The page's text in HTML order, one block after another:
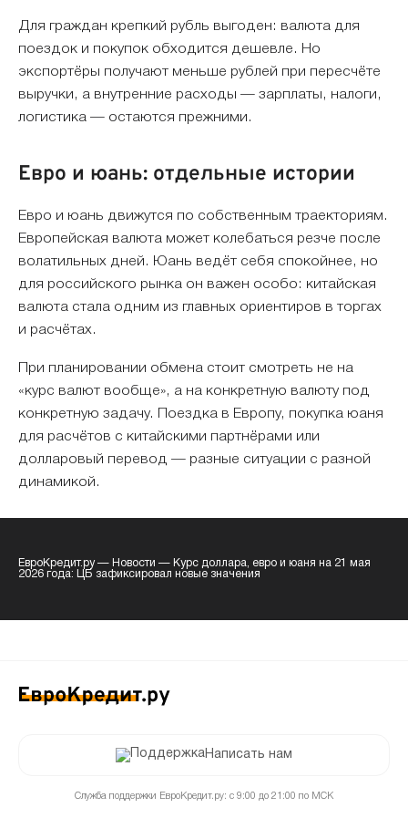
Для граждан крепкий рубль выгоден: валюта для
поездок и покупок обходится дешевле. Но
экспортёры получают меньше рублей при пересчёте
выручки, а внутренние расходы — зарплаты, налоги,
логистика — остаются прежними.
Евро и юань: отдельные истории
Евро и юань движутся по собственным траекториям.
Европейская валюта может колебаться резче после
волатильных дней. Юань ведёт себя спокойнее, но
для российского рынка он важен особо: китайская
валюта стала одним из главных ориентиров в торгах
и расчётах.
При планировании обмена стоит смотреть не на
«курс валют вообще», а на конкретную валюту под
конкретную задачу. Поездка в Европу, покупка юаня
для расчётов с китайскими партнёрами или
долларовый перевод — разные ситуации с разной
динамикой.
ЕвроКредит.ру— Новости — Курс доллара, евро и юаня на 21 мая
2026 года: ЦБ зафиксировал новые значения
Написать нам
Служба поддержки ЕвроКредит.ру: с 9:00 до 21:00 по МСК